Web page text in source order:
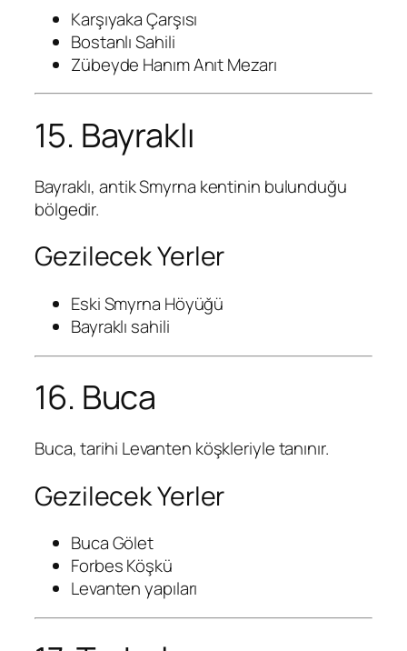
Karşıyaka Çarşısı
Bostanlı Sahili
Zübeyde Hanım Anıt Mezarı
15. Bayraklı
Bayraklı, antik Smyrna kentinin bulunduğu
bölgedir.
Gezilecek Yerler
Eski Smyrna Höyüğü
Bayraklı sahili
16. Buca
Buca, tarihi Levanten köşkleriyle tanınır.
Gezilecek Yerler
Buca Gölet
Forbes Köşkü
Levanten yapıları